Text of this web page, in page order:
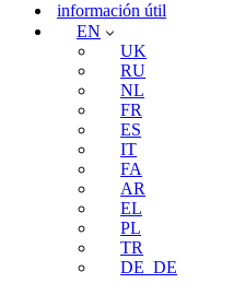
información útil
EN
UK
RU
NL
FR
ES
IT
FA
AR
EL
PL
TR
DE_DE